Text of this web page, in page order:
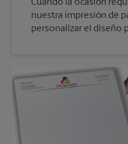
Cuando la ocasión
nuestra impresión de
personalizar el diseño